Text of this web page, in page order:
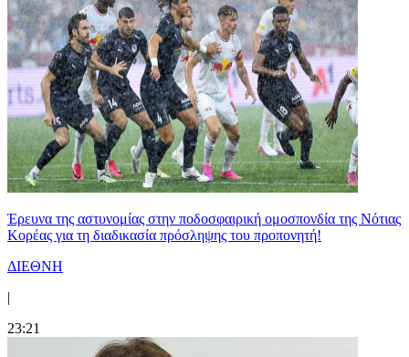
Έρευνα της αστυνομίας στην ποδοσφαιρική ομοσπονδία της Νότιας
Κορέας για τη διαδικασία πρόσληψης του προπονητή!
ΔΙΕΘΝΗ
|
23:21